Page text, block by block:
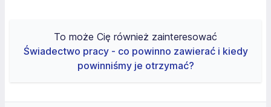
To może Cię również zainteresować
Świadectwo pracy - co powinno zawierać i kiedy
powinniśmy je otrzymać?